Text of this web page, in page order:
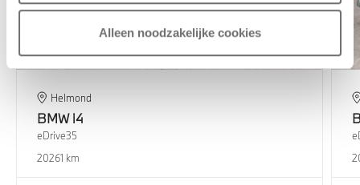
Alleen noodzakelijke cookies
Helmond
BMW i4
eDrive35
20261 km